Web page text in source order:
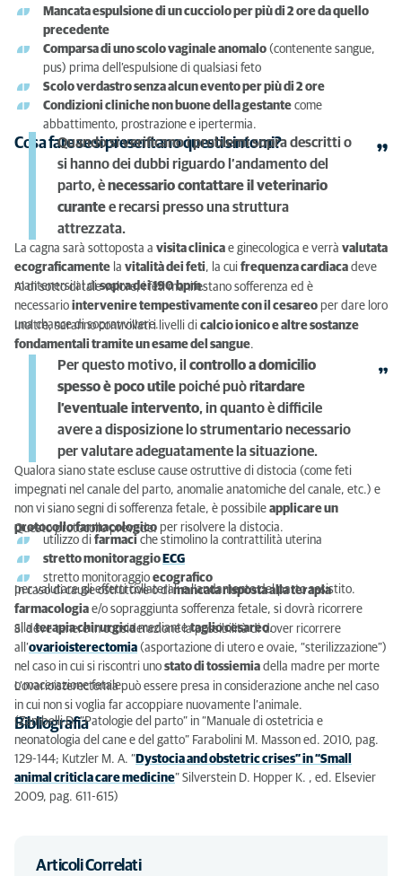
Mancata espulsione di un cucciolo per più di 2 ore da quello
precedente
Comparsa di uno scolo vaginale anomalo (contenente sangue,
pus) prima dell’espulsione di qualsiasi feto
Scolo verdastro senza alcun evento per più di 2 ore
Condizioni cliniche non buone della gestante come
abbattimento, prostrazione e ipertermia.
Cosa fare se si presentano questi sintomi?
Quando si verificano i problemi sopra descritti o
si hanno dei dubbi riguardo l’andamento del
parto, ènecessario contattare il veterinario
curantee recarsi presso una struttura
attrezzata.
La cagna sarà sottoposta a visita clinica e ginecologica e verrà valutata
ecograficamente la vitalità dei feti, la cui frequenza cardiaca deve
mantenersi al disopra dei 190 bpm.
Al di sotto di tale valore, i feti manifestano sofferenza ed è
necessario intervenire tempestivamente con il cesareo per dare loro
una chance di sopravvivere.
Inoltre, saranno controllati i livelli di calcio ionico e altre sostanze
fondamentali tramite un esame del sangue.
Per questo motivo, il controllo a domicilio
spesso è poco utilepoiché puòritardare
l’eventuale intervento, in quanto è difficile
avere a disposizione lo strumentario necessario
per valutare adeguatamente la situazione.
Qualora siano state escluse cause ostruttive di distocia (come feti
impegnati nel canale del parto, anomalie anatomiche del canale, etc.) e
non vi siano segni di sofferenza fetale, è possibile applicare un
protocollo farmacologico per risolvere la distocia.
Questo protocollo prevede:
utilizzo di farmaci che stimolino la contrattilità uterina
stretto monitoraggio ECG
stretto monitoraggio ecografico
per valutare gli effetti collaterali e l’andamento del parto assistito.
In caso di cause ostruttive o dimancata risposta alla terapia
farmacologia e/o sopraggiunta sofferenza fetale, si dovrà ricorrere
allaterapia chirurgicamediantetaglio cesareo.
Si deve tenere in considerazione la possibilità di dover ricorrere
all’ovarioisterectomia (asportazione di utero e ovaie, “sterilizzazione”)
nel caso in cui si riscontri uno stato di tossiemia della madre per morte
o macerazione fetale.
L’ovarioisterectomia può essere presa in considerazione anche nel caso
in cui non si voglia far accoppiare nuovamente l’animale.
Bibliografia
(Zambelli D. “Patologie del parto” in “Manuale di ostetricia e
neonatologia del cane e del gatto” Farabolini M. Masson ed. 2010, pag.
129-144; Kutzler M. A. “ Dystocia and obstetric crises” in “Small
animal criticla care medicine” Silverstein D. Hopper K. , ed. Elsevier
2009, pag. 611-615)
Articoli Correlati